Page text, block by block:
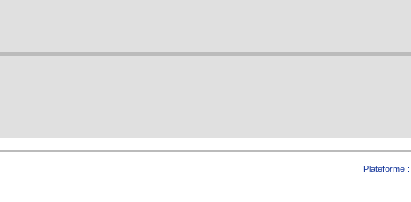
Plateforme :